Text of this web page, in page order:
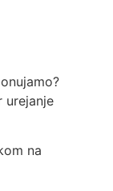
urejanje
na